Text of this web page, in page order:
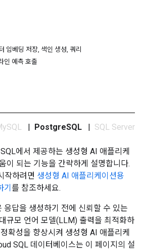
임베딩 저장, 색인 생성, 쿼리
인 예측 호출
| PostgreSQL | SQL Server
에서 제공하는 생성형 AI 애플리케
이 되는 기능을 간략하게 설명합니다.
작하려면 생성형 AI 애플리케이션용
를 참조하세요.
응답을 생성하기 전에 신뢰할 수 있는
규모 언어 모델(LLM) 출력을 최적화하
확성을 향상시켜 생성형 AI 애플리케
SQL 데이터베이스는 이 페이지의 설